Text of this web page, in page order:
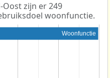
zijn er 249
woonfunctie.
Woonfunctie